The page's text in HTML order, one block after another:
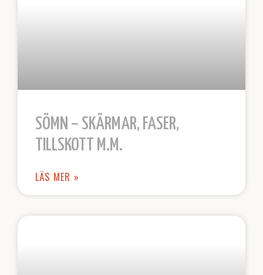
SÖMN – SKÄRMAR, FASER,
TILLSKOTT M.M.
LÄS MER »